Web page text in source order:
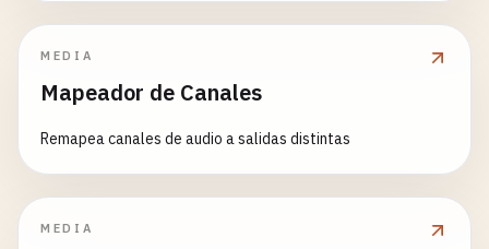
MEDIA
Mapeador de Canales
Remapea canales de audio a salidas distintas
MEDIA